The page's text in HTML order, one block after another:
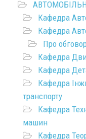
Кафедра
Кафедра
Про
Кафедра
Кафедра
Кафедра
транспорту
Кафедра
машин
Кафедра